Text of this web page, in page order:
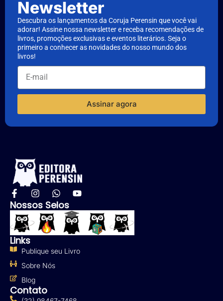
Newsletter
Descubra os lançamentos da Coruja Perensin que você vai
adorar! Assine nossa newsletter e receba recomendações de
livros, promoções exclusivas e eventos literários. Seja o
primeiro a conhecer as novidades do nosso mundo dos
livros!
Assinar agora
Nossos Selos
Links
Publique seu Livro
Sobre Nós
Blog
Contato